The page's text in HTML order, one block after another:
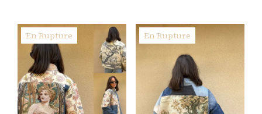
En Rupture En Rupture